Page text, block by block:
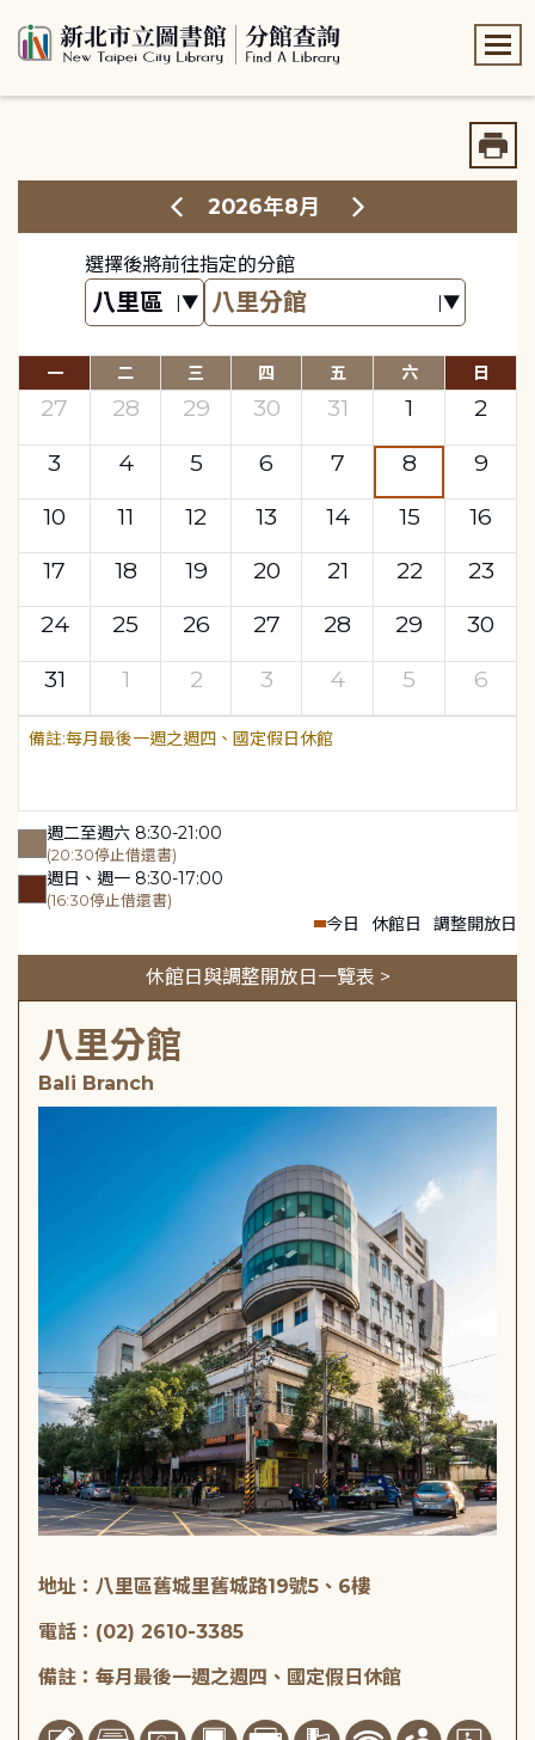
2026年8月
選擇後將前往指定的分館
一 二 三 四 五 六 日
27 28 29 30 31 1
2
3
4 5 6 7 8
9
10
11 12 13 14 15
16
17
18 19 20 21 22
23
24
25 26 27 28 29
30
31
1 2 3 4 5 6
每月最後一週之週四、國定假日休館
週二至週六 8:30-21:00
(20:30停止借還書)
週日、週一 8:30-17:00
(16:30停止借還書)
今日 休館日 調整開放日
休館日與調整開放日一覽表 >
八里分館
Bali Branch
地址：八里區舊城里舊城路19號5、6樓
電話：(02) 2610-3385
備註：每月最後一週之週四、國定假日休館